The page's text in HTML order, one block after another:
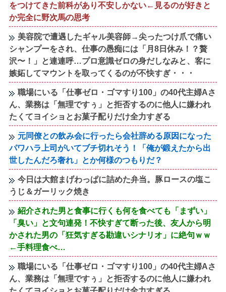
をつけてきた前科があり不安しかない←見るのが好きと
か完全に野次馬の思考
美容院で遭遇したギャル美容師→尖ったつけ爪で痛い
シャンプーをされ、仕事の愚痴には「月8日休み！？贅
沢〜！」と連連呼…プロ意識ゼロの身だしなみと、客に
嫉妬してマウントを取ってくるのが不快すぎ・・・
職場にいる「仕事ゼロ・ゴマすり100」の40代主婦Aさ
ん、業務は「無理ですぅ」と拒否するのに他人に嫌われ
たくてヨイショとお菓子配りだけ全力すぎる
元同僚との飲み会に行ったら会社辞める原因になった
パワハラ上司がいてブチ切れそう！「俺が鍛えたから出
世したんだろ奢れ」とか何様のつもりだ？
今日は大館まげわっぱに詰めた弁当。豚ロースの塩こ
うじ＆ガーリック焼き
紹介された男と食事に行くも何を食べても「まずい」
「臭い」と文句連発！不快すぎて断った後、友人から明
かされた男の「狂気すぎる勘違いシナリオ」に絶句ｗｗ
←手料理食べ…
職場にいる「仕事ゼロ・ゴマすり100」の40代主婦Aさ
ん、業務は「無理ですぅ」と拒否するのに他人に嫌われ